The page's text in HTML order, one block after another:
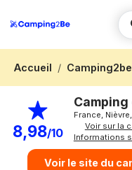
Accueil
8,98/10
Camping
France,
Voir sur la
Informations
Voir le site du